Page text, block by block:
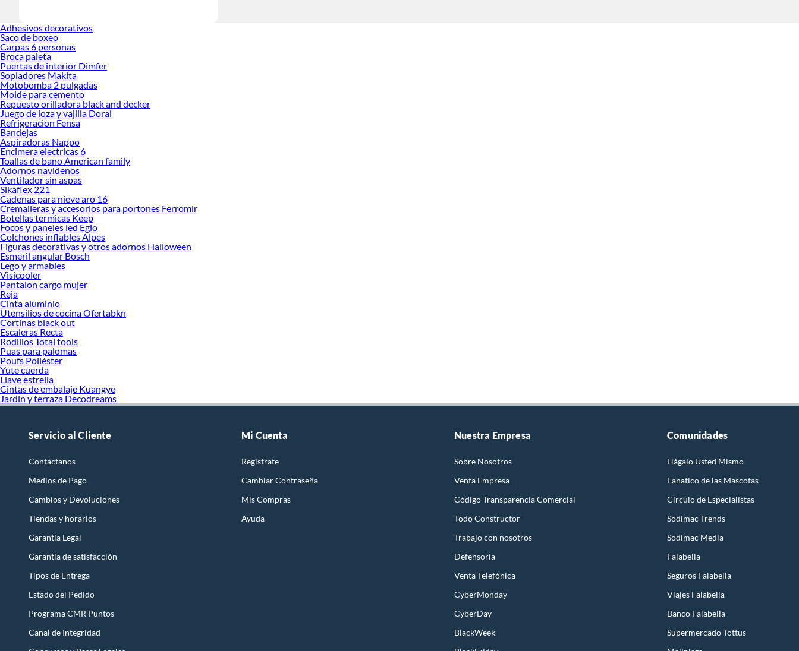
Adhesivos decorativos
Saco de boxeo
Carpas 6 personas
Broca paleta
Puertas de interior Dimfer
Sopladores Makita
Motobomba 2 pulgadas
Molde para cemento
Repuesto orilladora black and decker
Juego de loza y vajilla Doral
Refrigeracion Fensa
Bandejas
Aspiradoras Nappo
Encimera electricas 6
Toallas de bano American family
Adornos navidenos
Ventilador sin aspas
Sikaflex 221
Cadenas para nieve aro 16
Cremalleras y accesorios para portones Ferromir
Botellas termicas Keep
Focos y paneles led Eglo
Colchones inflables Alpes
Figuras decorativas y otros adornos Halloween
Esmeril angular Bosch
Lego y armables
Visicooler
Pantalon cargo mujer
Reja
Cinta aluminio
Utensilios de cocina Ofertabkn
Cortinas black out
Escaleras Recta
Rodillos Total tools
Puas para palomas
Poufs Poliéster
Yute cuerda
Llave estrella
Cintas de embalaje Kuangye
Jardin y terraza Decodreams
Servicio al Cliente
Contáctanos
Medios de Pago
Cambios y Devoluciones
Tiendas y horarios
Garantía Legal
Garantía de satisfacción
Tipos de Entrega
Estado del Pedido
Programa CMR Puntos
Canal de Integridad
Mi Cuenta
Registrate
Cambiar Contraseña
Mis Compras
Ayuda
Nuestra Empresa
Sobre Nosotros
Venta Empresa
Código Transparencia Comercial
Todo Constructor
Trabajo con nosotros
Defensoría
Venta Telefónica
CyberMonday
CyberDay
BlackWeek
Comunidades
Hágalo Usted Mismo
Fanatico de las Mascotas
Círculo de Especialístas
Sodimac Trends
Sodimac Media
Falabella
Seguros Falabella
Viajes Falabella
Banco Falabella
Supermercado Tottus